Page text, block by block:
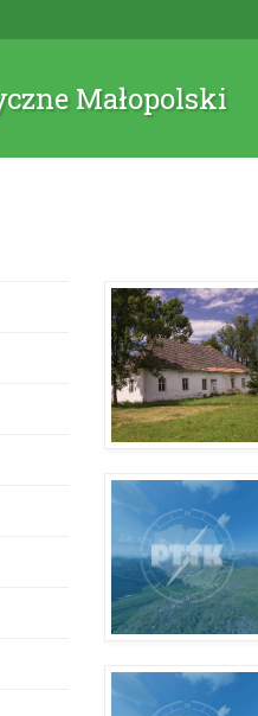
Małopolski